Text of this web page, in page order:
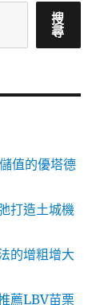
搜
尋
值的優塔德
打造土城機
的增粗增大
薦LBV苗栗